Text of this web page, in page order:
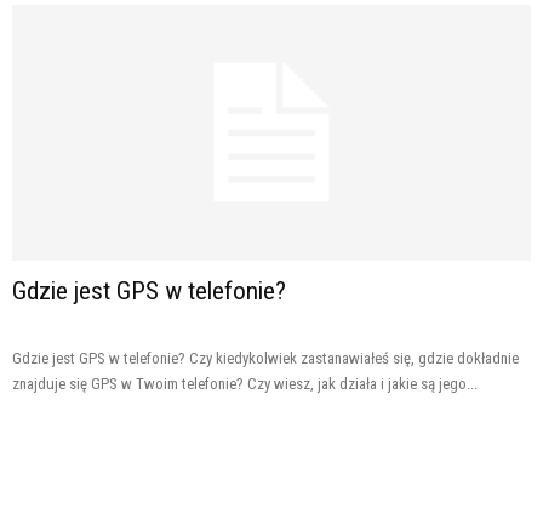
Gdzie jest GPS w telefonie?
Gdzie jest GPS w telefonie? Czy kiedykolwiek zastanawiałeś się, gdzie dokładnie
znajduje się GPS w Twoim telefonie? Czy wiesz, jak działa i jakie są jego...